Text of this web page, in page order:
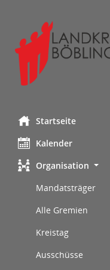
Startseite
Kalender
Organisation
Mandatsträger
Alle Gremien
Kreistag
Ausschüsse